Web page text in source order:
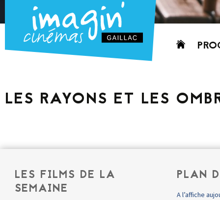
Aller
LES RAYONS ET LES
LES FILMS DE LA
SEMAINE
PLAN
A l’affiche